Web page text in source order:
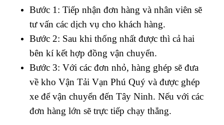
Bước 1: Tiếp nhận đơn hàng và nhân viên sẽ
tư vấn các dịch vụ cho khách hàng.
Bước 2: Sau khi thống nhất được thì cả hai
bên kí kết hợp đồng vận chuyển.
Bước 3: Với các đơn nhỏ, hàng ghép sẽ đưa
về kho Vận Tải Vạn Phú Quý và được ghép
xe để vận chuyển đến Tây Ninh. Nếu với các
đơn hàng lớn sẽ trực tiếp chạy thẳng.